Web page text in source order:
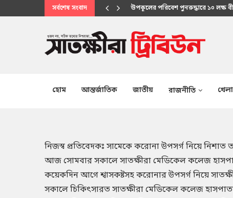
সর্বশেষ সংবাদ মানবিক সেবায় উপকূলবাসীর আস্থার
হোম আন্তর্জাতিক জাতীয় রাজনীতি
নিজস্ব প্রতিবেদকঃ সামেকে করোনা উপসর্গ নিয়ে নিশাত
আজ সোমবার সকালে সাতক্ষীরা মেডিকেল কলেজ
কয়েকদিন আগে শ্বাসকষ্টসহ করোনার উপসর্গ নিয়ে
সকালে চিকিৎসারত সাতক্ষীরা মেডিকেল কলেজ